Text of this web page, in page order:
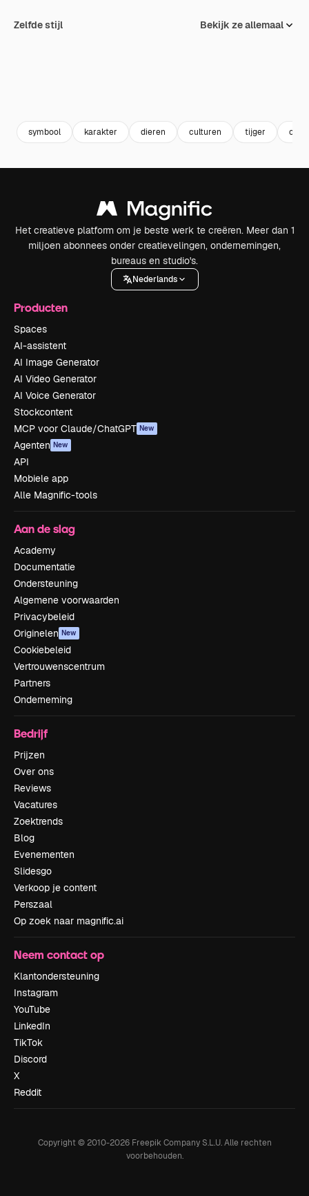
Zelfde stijl Bekijk ze allemaal
symbool karakter dieren culturen tijger
Het creatieve platform om je beste werk te creëren. Meer dan 1
miljoen abonnees onder creatievelingen, ondernemingen,
bureaus en studio's.
Nederlands
Producten
Spaces
AI-assistent
AI Image Generator
AI Video Generator
AI Voice Generator
Stockcontent
MCP voor Claude/ChatGPT New
Agenten New
API
Mobiele app
Alle Magnific-tools
Aan de slag
Academy
Documentatie
Ondersteuning
Algemene voorwaarden
Privacybeleid
Originelen New
Cookiebeleid
Vertrouwenscentrum
Partners
Onderneming
Bedrijf
Prijzen
Over ons
Reviews
Vacatures
Zoektrends
Blog
Evenementen
Slidesgo
Verkoop je content
Perszaal
Op zoek naar magnific.ai
Neem contact op
Klantondersteuning
Instagram
YouTube
LinkedIn
TikTok
Discord
X
Reddit
Copyright © 2010-2026Freepik Company S.L.U. Alle rechten
voorbehouden.